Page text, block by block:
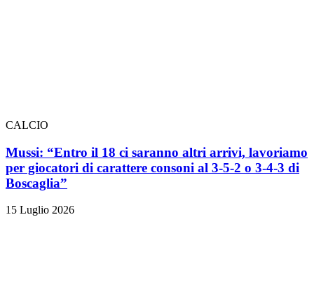
CALCIO
Mussi: “Entro il 18 ci saranno altri arrivi, lavoriamo
per giocatori di carattere consoni al 3-5-2 o 3-4-3 di
Boscaglia”
15 Luglio 2026